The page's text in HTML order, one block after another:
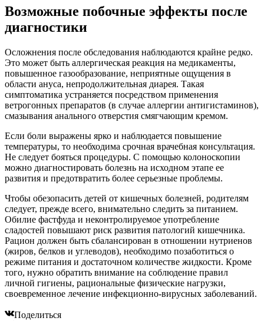
Возможные побочные эффекты после
диагностики
Осложнения после обследования наблюдаются крайне редко.
Это может быть аллергическая реакция на медикаменты,
повышенное газообразование, неприятные ощущения в
области ануса, непродолжительная диарея. Такая
симптоматика устраняется посредством применения
ветрогонных препаратов (в случае аллергии антигистаминов),
смазывания анального отверстия смягчающим кремом.
Если боли выражены ярко и наблюдается повышение
температуры, то необходима срочная врачебная консультация.
Не следует бояться процедуры. С помощью колоноскопии
можно диагностировать болезнь на исходном этапе ее
развития и предотвратить более серьезные проблемы.
Чтобы обезопасить детей от кишечных болезней, родителям
следует, прежде всего, внимательно следить за питанием.
Обилие фастфуда и неконтролируемое употребление
сладостей повышают риск развития патологий кишечника.
Рацион должен быть сбалансирован в отношении нутриенов
(жиров, белков и углеводов), необходимо позаботиться о
режиме питания и достаточном количестве жидкости. Кроме
того, нужно обратить внимание на соблюдение правил
личной гигиены, рациональные физические нагрузки,
своевременное лечение инфекционно-вирусных заболеваний.
Поделиться